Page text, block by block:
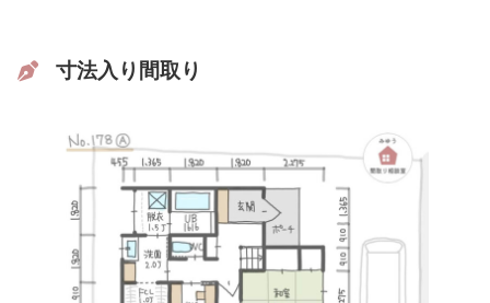
寸法入り間取り